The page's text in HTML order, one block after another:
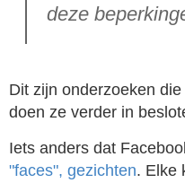
deze
Dit zijn onderzoeken
doen ze verder in
Iets anders dat
"faces", gezichten. Elke